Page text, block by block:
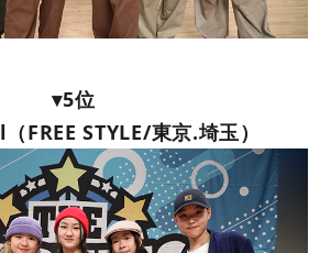
▾5位
FREE STYLE/東京.埼玉）